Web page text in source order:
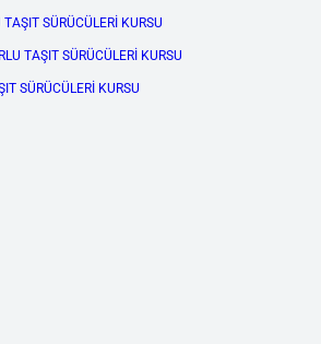
SÜRÜCÜLERİ KURSU
TAŞIT SÜRÜCÜLERİ KURSU
SÜRÜCÜLERİ KURSU